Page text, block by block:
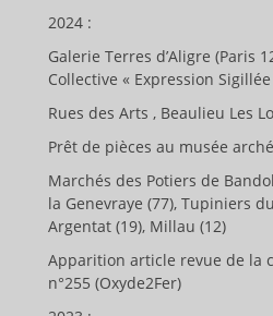
2024 :
Galerie Terres d’Aligre (Paris
Collective « Expression Sigillée
Rues des Arts , Beaulieu Les
Prêt de pièces au musée
Marchés des Potiers de
la Genevraye (77), Tupiniers
Argentat (19), Millau (12)
Apparition article revue de la
n°255 (Oxyde2Fer)